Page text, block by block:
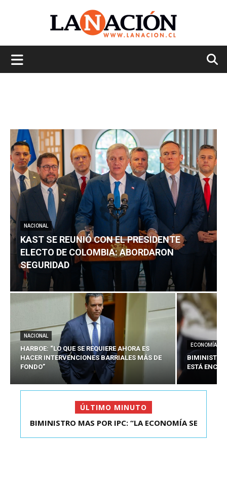
NACIONAL
KAST SE REUNIÓ CON EL PRESIDENTE
ELECTO DE COLOMBIA: ABORDARON
SEGURIDAD
NACIONAL
HARBOE: “LO QUE SE REQUIERE AHORA ES
HACER INTERVENCIONES BARRIALES MÁS DE
FONDO”
ECONOMÍA
BIMINISTRO
ESTÁ
ÚLTIMO MINUTO
KAST SE REUNIÓ CON EL PRESIDENTE ELECTO DE
BIMINISTRO MAS POR IPC: “LA ECONOMÍA SE